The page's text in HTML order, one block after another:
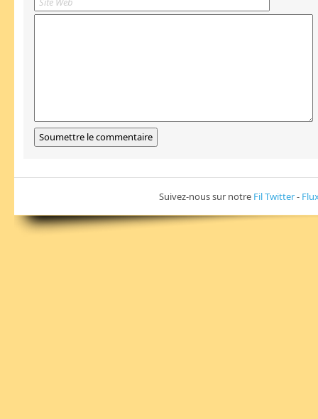
Suivez-nous sur notre Fil Twitter-